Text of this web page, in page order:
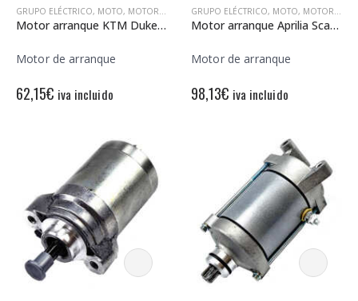
GRUPO ELÉCTRICO, MOTO, MOTORES DE ARRANQUE
Motor arranque KTM Duke 125-200 12V – 9 Dientes – Rotación derecha
Motor de arranque
62,15€ iva incluido
GRUPO ELÉCTRICO, MOTO, MOTORES DE ARRANQUE
Motor arranque Aprilia Scarabeo Light 125 12V – 9 Dientes – Rotación derecha
Motor de arranque
98,13€ iva incluido